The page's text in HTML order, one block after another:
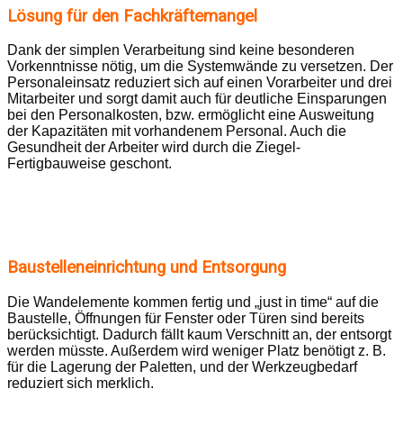
Lösung für den Fachkräftemangel
Dank der simplen Verarbeitung sind keine besonderen
Vorkenntnisse nötig, um die Systemwände zu versetzen. Der
Personaleinsatz reduziert sich auf einen Vorarbeiter und drei
Mitarbeiter und sorgt damit auch für deutliche Einsparungen
bei den Personalkosten, bzw. ermöglicht eine Ausweitung
der Kapazitäten mit vorhandenem Personal. Auch die
Gesundheit der Arbeiter wird durch die Ziegel-
Fertigbauweise geschont.
Baustelleneinrichtung und Entsorgung
Die Wandelemente kommen fertig und „just in time“ auf die
Baustelle, Öffnungen für Fenster oder Türen sind bereits
berücksichtigt. Dadurch fällt kaum Verschnitt an, der entsorgt
werden müsste. Außerdem wird weniger Platz benötigt z. B.
für die Lagerung der Paletten, und der Werkzeugbedarf
reduziert sich merklich.